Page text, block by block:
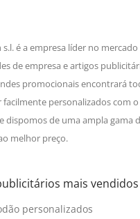
s.l. é a empresa líder no
de empresa e artigos
promocionais encontrará
personalizados com
dispomos de uma ampla gama
melhor preço.
mais vendidos
personalizados